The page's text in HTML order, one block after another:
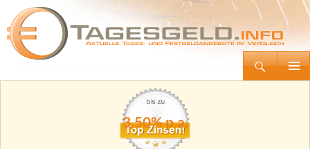
Tagesgeld.info – Tagesgeldkonten vergleichen und Tagesgeld-Zinsen berechnen
Zum
3,50% p.a.